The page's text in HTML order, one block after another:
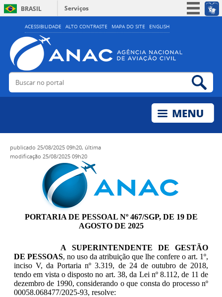
ACESSIBILIDADE ALTO CONTRASTE MAPA DO SITE ENGLISH
BRASIL
Serviços
Simplifique!
Acesso à informação
Legislação
Buscar no portal
publicado 25/08/2025 09h20, última
modificação 25/08/2025 09h20
PORTARIA DE PESSOAL Nº 467/SGP, DE 19 DE
AGOSTO DE 2025
A SUPERINTENDENTE DE GESTÃO
DE PESSOAS, no uso da atribuição que lhe confere o art. 1º,
inciso V, da Portaria nº 3.319, de 24 de outubro de 2018,
tendo em vista o disposto no art. 38, da Lei nº 8.112, de 11 de
dezembro de 1990, considerando o que consta do processo nº
00058.068477/2025-93, resolve: